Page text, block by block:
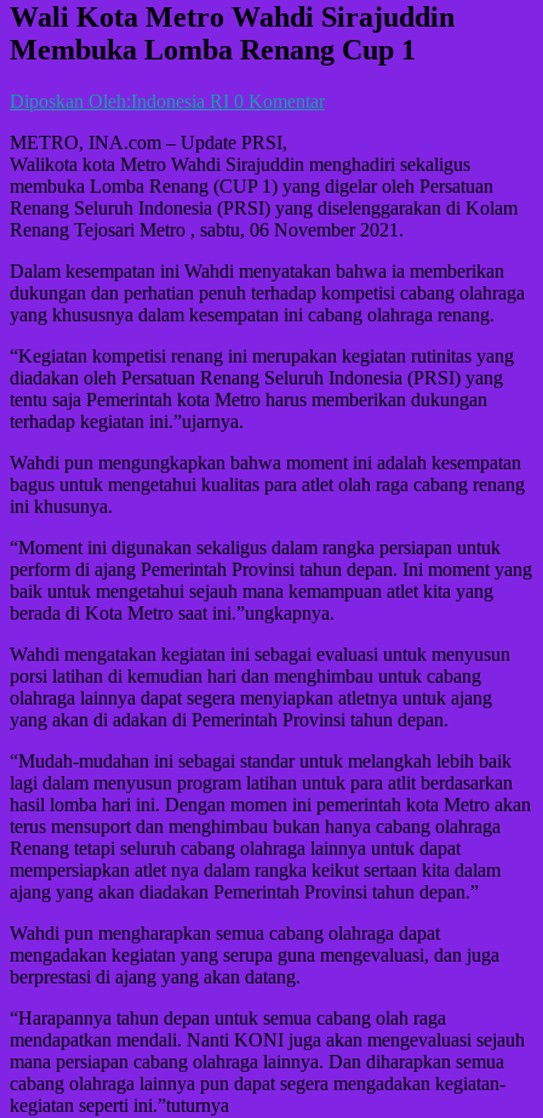
Wali Kota Metro Wahdi Sirajuddin
Membuka Lomba Renang Cup 1
Diposkan Oleh:Indonesia RI 0 Komentar
METRO, INA.com – Update PRSI,
Walikota kota Metro Wahdi Sirajuddin menghadiri sekaligus
membuka Lomba Renang (CUP 1) yang digelar oleh Persatuan
Renang Seluruh Indonesia (PRSI) yang diselenggarakan di Kolam
Renang Tejosari Metro , sabtu, 06 November 2021.
Dalam kesempatan ini Wahdi menyatakan bahwa ia memberikan
dukungan dan perhatian penuh terhadap kompetisi cabang olahraga
yang khususnya dalam kesempatan ini cabang olahraga renang.
“Kegiatan kompetisi renang ini merupakan kegiatan rutinitas yang
diadakan oleh Persatuan Renang Seluruh Indonesia (PRSI) yang
tentu saja Pemerintah kota Metro harus memberikan dukungan
terhadap kegiatan ini.”ujarnya.
Wahdi pun mengungkapkan bahwa moment ini adalah kesempatan
bagus untuk mengetahui kualitas para atlet olah raga cabang renang
ini khusunya.
“Moment ini digunakan sekaligus dalam rangka persiapan untuk
perform di ajang Pemerintah Provinsi tahun depan. Ini moment yang
baik untuk mengetahui sejauh mana kemampuan atlet kita yang
berada di Kota Metro saat ini.”ungkapnya.
Wahdi mengatakan kegiatan ini sebagai evaluasi untuk menyusun
porsi latihan di kemudian hari dan menghimbau untuk cabang
olahraga lainnya dapat segera menyiapkan atletnya untuk ajang
yang akan di adakan di Pemerintah Provinsi tahun depan.
“Mudah-mudahan ini sebagai standar untuk melangkah lebih baik
lagi dalam menyusun program latihan untuk para atlit berdasarkan
hasil lomba hari ini. Dengan momen ini pemerintah kota Metro akan
terus mensuport dan menghimbau bukan hanya cabang olahraga
Renang tetapi seluruh cabang olahraga lainnya untuk dapat
mempersiapkan atlet nya dalam rangka keikut sertaan kita dalam
ajang yang akan diadakan Pemerintah Provinsi tahun depan.”
Wahdi pun mengharapkan semua cabang olahraga dapat
mengadakan kegiatan yang serupa guna mengevaluasi, dan juga
berprestasi di ajang yang akan datang.
“Harapannya tahun depan untuk semua cabang olah raga
mendapatkan mendali. Nanti KONI juga akan mengevaluasi sejauh
mana persiapan cabang olahraga lainnya. Dan diharapkan semua
cabang olahraga lainnya pun dapat segera mengadakan kegiatan-
kegiatan seperti ini.”tuturnya